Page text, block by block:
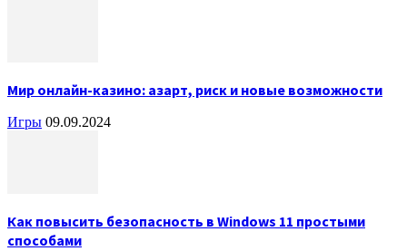
Мир онлайн-казино: азарт, риск и новые возможности
Игры 09.09.2024
Как повысить безопасность в Windows 11 простыми
способами